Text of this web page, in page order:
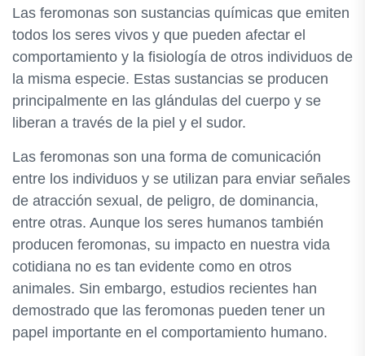
Las feromonas son sustancias químicas que emiten
todos los seres vivos y que pueden afectar el
comportamiento y la fisiología de otros individuos de
la misma especie. Estas sustancias se producen
principalmente en las glándulas del cuerpo y se
liberan a través de la piel y el sudor.
Las feromonas son una forma de comunicación
entre los individuos y se utilizan para enviar señales
de atracción sexual, de peligro, de dominancia,
entre otras. Aunque los seres humanos también
producen feromonas, su impacto en nuestra vida
cotidiana no es tan evidente como en otros
animales. Sin embargo, estudios recientes han
demostrado que las feromonas pueden tener un
papel importante en el comportamiento humano.